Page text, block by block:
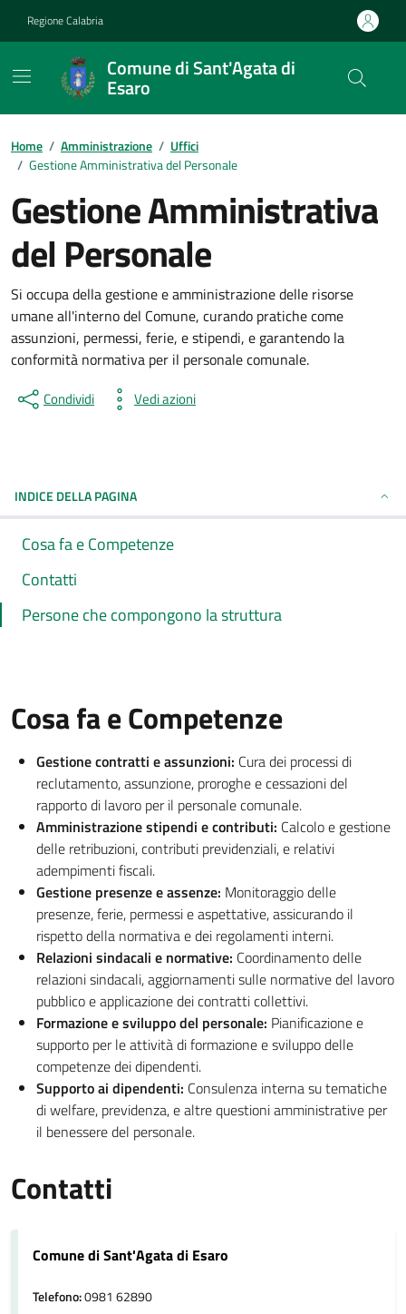
Regione Calabria
Comune di Sant'Agata di
Esaro
Home / Amministrazione / Uffici
/ Gestione Amministrativa del Personale
Gestione Amministrativa
del Personale
Si occupa della gestione e amministrazione delle risorse
umane all'interno del Comune, curando pratiche come
assunzioni, permessi, ferie, e stipendi, e garantendo la
conformità normativa per il personale comunale.
Condividi Vedi azioni
INDICE DELLA PAGINA
Cosa fa e Competenze
Contatti
Persone che compongono la struttura
Cosa fa e Competenze
Gestione contratti e assunzioni: Cura dei processi di
reclutamento, assunzione, proroghe e cessazioni del
rapporto di lavoro per il personale comunale.
Amministrazione stipendi e contributi: Calcolo e gestione
delle retribuzioni, contributi previdenziali, e relativi
adempimenti fiscali.
Gestione presenze e assenze: Monitoraggio delle
presenze, ferie, permessi e aspettative, assicurando il
rispetto della normativa e dei regolamenti interni.
Relazioni sindacali e normative: Coordinamento delle
relazioni sindacali, aggiornamenti sulle normative del lavoro
pubblico e applicazione dei contratti collettivi.
Formazione e sviluppo del personale: Pianificazione e
supporto per le attività di formazione e sviluppo delle
competenze dei dipendenti.
Supporto ai dipendenti: Consulenza interna su tematiche
di welfare, previdenza, e altre questioni amministrative per
il benessere del personale.
Contatti
Comune di Sant'Agata di Esaro
Telefono:0981 62890